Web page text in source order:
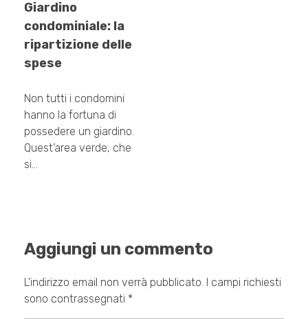
Giardino
condominiale: la
ripartizione delle
spese
Non tutti i condomini
hanno la fortuna di
possedere un giardino.
Quest’area verde, che
si…
Aggiungi un commento
L'indirizzo email non verrà pubblicato. I campi richiesti
sono contrassegnati *